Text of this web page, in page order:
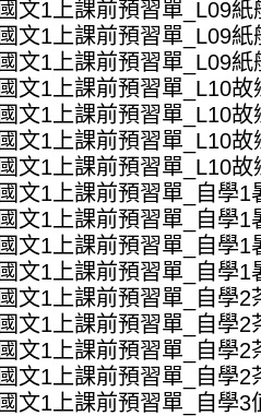
國文1上課前預習單_L09
國文1上課前預習單_L09
國文1上課前預習單_L09
國文1上課前預習單_L10
國文1上課前預習單_L10
國文1上課前預習單_L10
國文1上課前預習單_L10
國文1上課前預習單_自學
國文1上課前預習單_自學
國文1上課前預習單_自學
國文1上課前預習單_自學
國文1上課前預習單_自學
國文1上課前預習單_自學
國文1上課前預習單_自學
國文1上課前預習單_自學
國文1上課前預習單_自學